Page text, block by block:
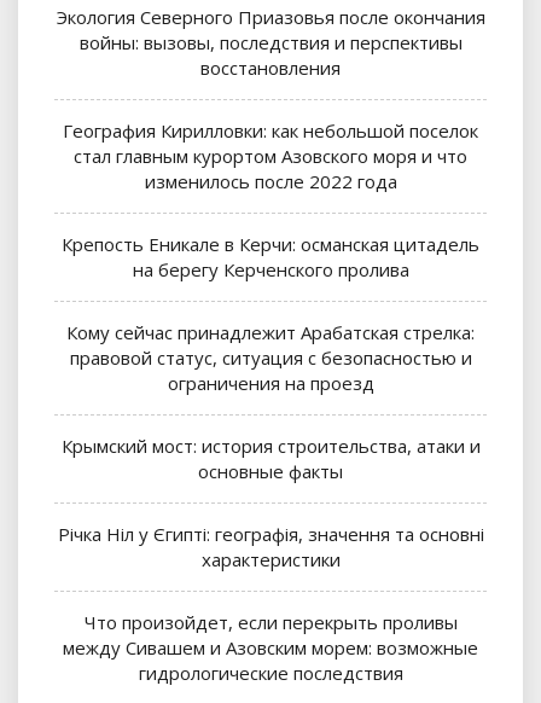
Экология Северного Приазовья после окончания
войны: вызовы, последствия и перспективы
восстановления
География Кирилловки: как небольшой поселок
стал главным курортом Азовского моря и что
изменилось после 2022 года
Крепость Еникале в Керчи: османская цитадель
на берегу Керченского пролива
Кому сейчас принадлежит Арабатская стрелка:
правовой статус, ситуация с безопасностью и
ограничения на проезд
Крымский мост: история строительства, атаки и
основные факты
Річка Ніл у Єгипті: географія, значення та основні
характеристики
Что произойдет, если перекрыть проливы
между Сивашем и Азовским морем: возможные
гидрологические последствия